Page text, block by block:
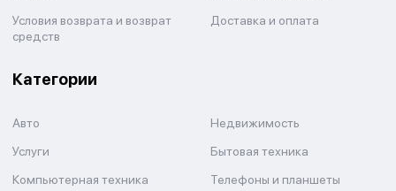
Условия возврата и возврат
средств
Доставка и оплата
Категории
Авто
Недвижимость
Услуги
Бытовая техника
Компьютерная техника
Телефоны и планшеты